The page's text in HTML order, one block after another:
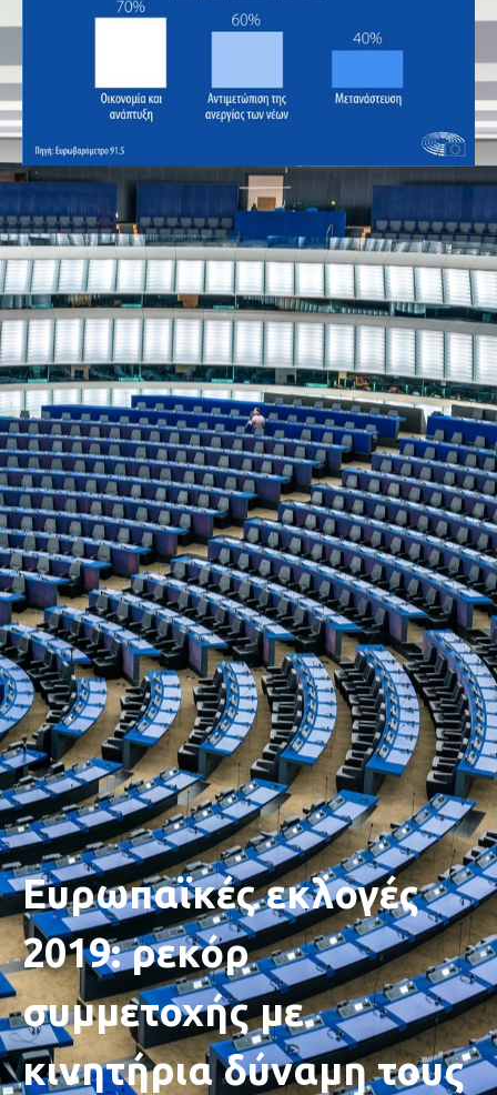
Ευρωπαϊκές εκλογές
2019: ρεκόρ
συμμετοχής με
κινητήρια δύναμη τους